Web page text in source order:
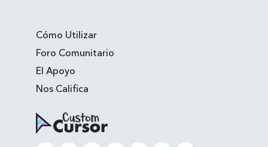
Cómo Utilizar
Foro Comunitario
El Apoyo
Nos Califica